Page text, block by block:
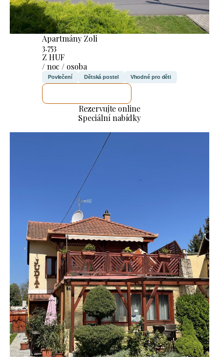
Apartmány Zoli
3.753
Z HUF
/ noc / osoba
Povlečení Dětská postel Vhodné pro děti
Rezervujte online
Speciální nabídky